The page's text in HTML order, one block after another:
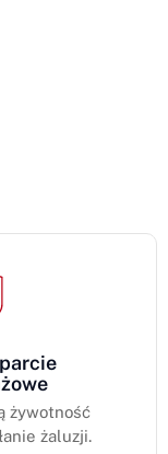
żywotność
żaluzji.